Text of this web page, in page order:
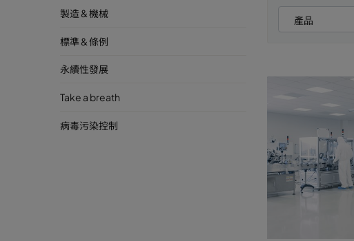
製造 & 機械
標準 & 條例
永續性發展
Take a breath
病毒污染控制